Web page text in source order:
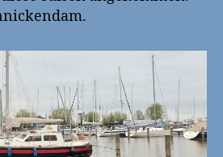
diese